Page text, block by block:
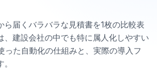
ら届くバラバラな見積書を1枚の比較表
、建設会社の中でも特に属人化しやすい
った自動化の仕組みと、実際の導入フ